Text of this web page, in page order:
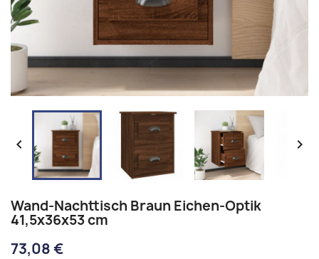
 
Wand-Nachttisch Braun Eichen-Optik
41,5x36x53 cm
73,08 €